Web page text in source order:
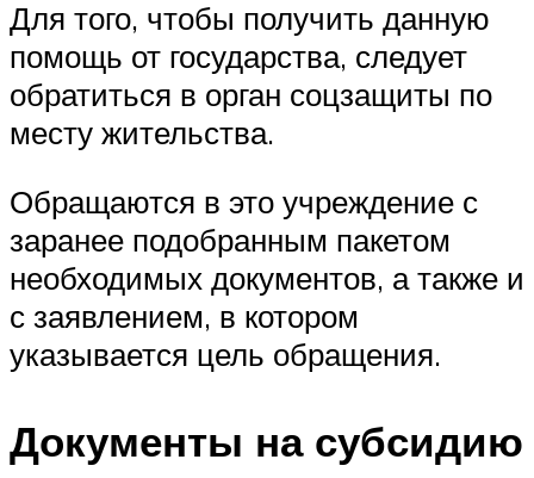
Для того, чтобы получить данную
помощь от государства, следует
обратиться в орган соцзащиты по
месту жительства.
Обращаются в это учреждение с
заранее подобранным пакетом
необходимых документов, а также и
с заявлением, в котором
указывается цель обращения.
Документы на субсидию